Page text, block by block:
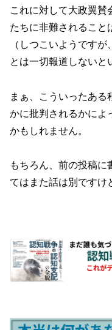
これに対して大政翼賛
たちに非難されること
（しつこいようです
とは一切報道しないと
まぁ、こういったある
かに批判されるかによ
かもしれません。
もちろん、前の投稿に
てはまた話は別ですけ